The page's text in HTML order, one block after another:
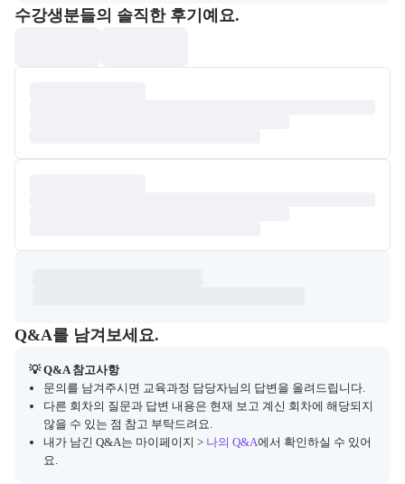
포폴&후기
수강생분들의 솔직한 후기예요.
Q&A
캠프 관련 질문과 답변 목록을 확인하고, 질문을 작성할 수 있다.
Q&A를 남겨보세요.
💡 Q&A 참고사항
문의를 남겨주시면 교육과정 담당자님의 답변을 올려드립니다.
다른 회차의 질문과 답변 내용은 현재 보고 계신 회차에 해당되지
않을 수 있는 점 참고 부탁드려요.
내가 남긴 Q&A는 마이페이지 > 나의 Q&A에서 확인하실 수 있어
요.